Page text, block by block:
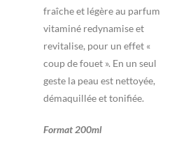
fraîche et légère au parfum
vitaminé redynamise et
revitalise, pour un effet «
coup de fouet ». En un seul
geste la peau est nettoyée,
démaquillée et tonifiée.
Format 200ml